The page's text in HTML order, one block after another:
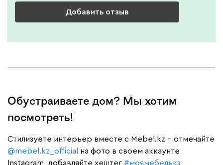
Добавить отзыв
Обустраиваете дом? Мы хотим
посмотреть!
Cтилизуете интерьер вместе с Mebel.kz – отмечайте
@mebel.kz_official
на фото в своем аккаунте
Instagram, добавляйте хештег #моямебелькз